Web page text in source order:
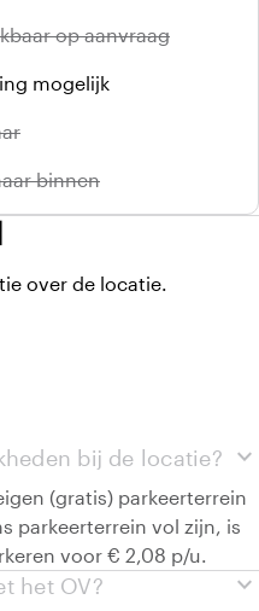
op aanvraag
mogelijk
binnen
over de locatie.
expand_more
bij de locatie?
(gratis) parkeerterrein
parkeerterrein vol zijn, is
voor € 2,08 p/u.
expand_more
het OV?